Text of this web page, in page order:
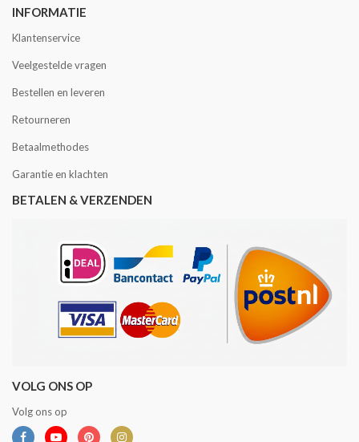
INFORMATIE
Klantenservice
Veelgestelde vragen
Bestellen en leveren
Retourneren
Betaalmethodes
Garantie en klachten
BETALEN & VERZENDEN
VOLG ONS OP
Volg ons op